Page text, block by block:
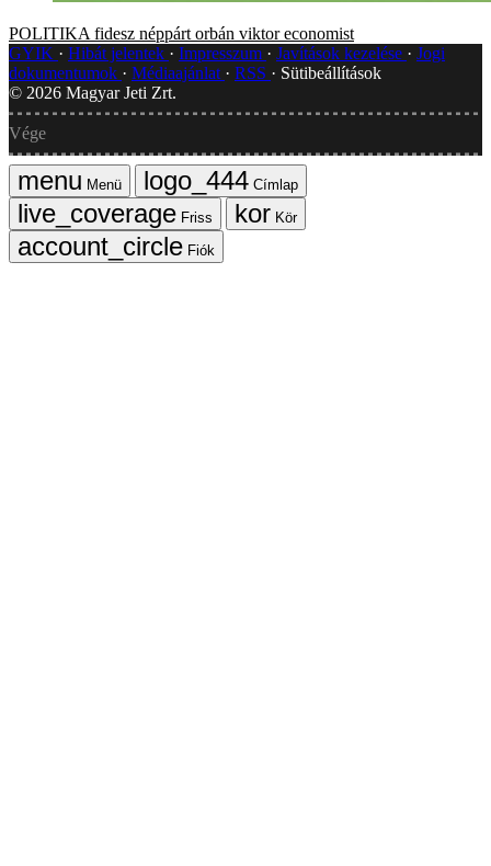
POLITIKA fidesz néppárt orbán viktor economist
GYIK
Hibát jelentek Impresszum Javítások kezelése
Jogi
dokumentumok
Médiaajánlat RSS
Sütibeállítások
© 2026 Magyar Jeti Zrt.
Vége
Menü
Címlap
Friss
Kör
Fiók